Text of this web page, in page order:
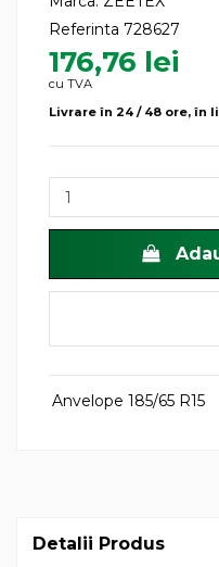
Referinta 728627
176,76 lei
cu TVA
Livrare în 24 / 48 ore,
Anvelope 185/65 R15
Detalii Produs